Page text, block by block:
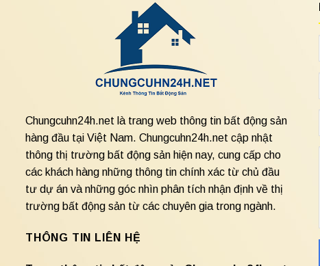
Chungcuhn24h.net là trang web thông tin bất động sản
hàng đầu tại Việt Nam. Chungcuhn24h.net cập nhật
thông thị trường bất động sản hiện nay, cung cấp cho
các khách hàng những thông tin chính xác từ chủ đầu
tư dự án và những góc nhìn phân tích nhận định về thị
trường bất động sản từ các chuyên gia trong ngành.
THÔNG TIN LIÊN HỆ